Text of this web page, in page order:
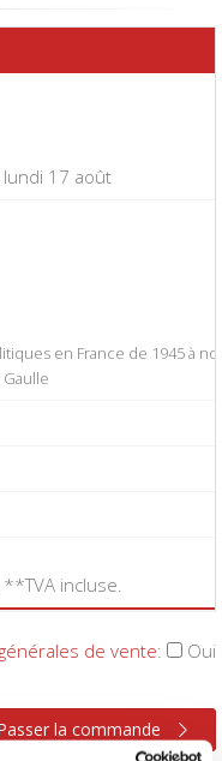
17 août
en France de 1945 à
incluse.
de vente: Oui
la commande